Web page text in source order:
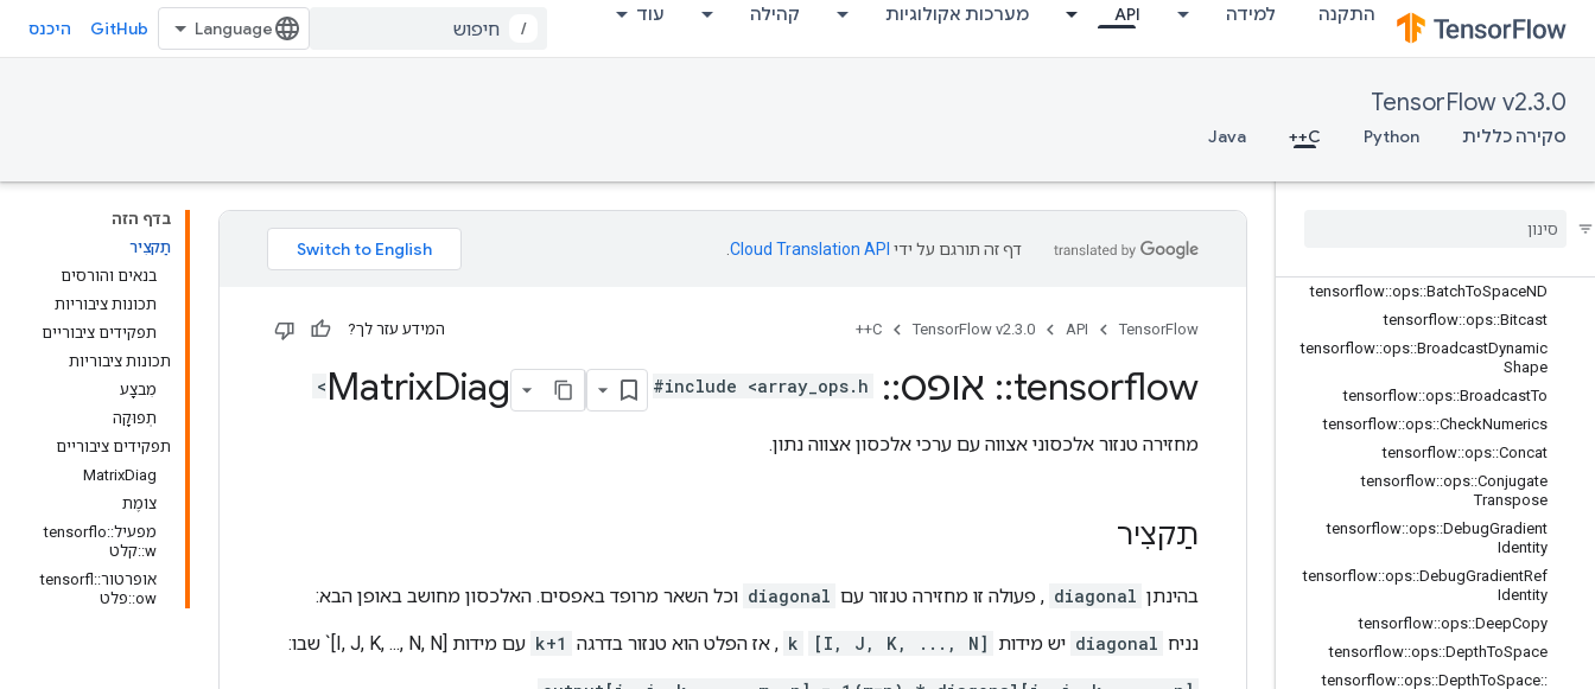
התקנה למידה API מערכות אקולוגיות קהילה עוד
/
GitHub היכנס
TensorFlow v2.3.0
סקירה כללית Python
C++
Java
C++
סקירה כללית
tensorflow::ops::BatchToSpaceND
tensorflow::ops::Bitcast
tensorflow::ops::BroadcastDynamic
Shape
tensorflow::ops::BroadcastTo
tensorflow::ops::CheckNumerics
tensorflow::ops::Concat
tensorflow::ops::Conjugate
Transpose
tensorflow::ops::DebugGradient
Identity
tensorflow::ops::DebugGradientRef
Identity
tensorflow::ops::DeepCopy
tensorflow::ops::DepthToSpace
tensorflow::ops::DepthToSpace::
בדף הזה
תַקצִיר
בנאים והורסים
תכונות ציבוריות
תפקידים ציבוריים
תכונות ציבוריות
מִבצָע
תְפוּקָה
תפקידים ציבוריים
MatrixDiag
צוֹמֶת
מפעיל::tensorflo
w::קלט
אופרטור::tensorfl
ow::פלט
דף זה תורגם על ידי Cloud Translation API
TensorFlow
API
TensorFlow v2.3.0
C++ המידע עזר לך?
tensorflow
:: אופס::
Diag #include <array_ops.h>
מחזירה טנזור אלכסוני אצווה עם ערכי אלכסון אצווה נתון.
תַקצִיר
בהינתן diagonal , פעולה זו מחזירה טנזור עם diagonal וכל השאר מרופד באפסים. האלכסון מחושב באופן הבא:
נניח diagonal יש מידות k [I, J, K, ..., N] , אז הפלט הוא טנזור בדרגה k+1 עם מידות [I, J, K, ..., N, N]` שבו: